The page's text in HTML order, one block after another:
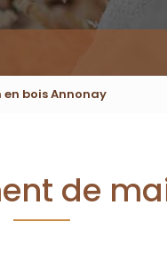
bois Annonay
de